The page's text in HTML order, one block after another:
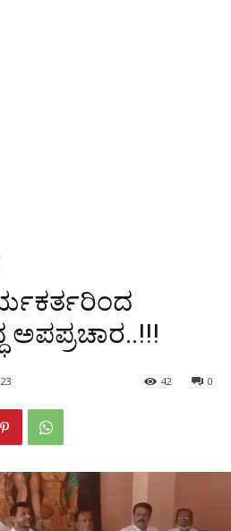
ಅಪಪ್ರಚಾರ..!!!
0
42